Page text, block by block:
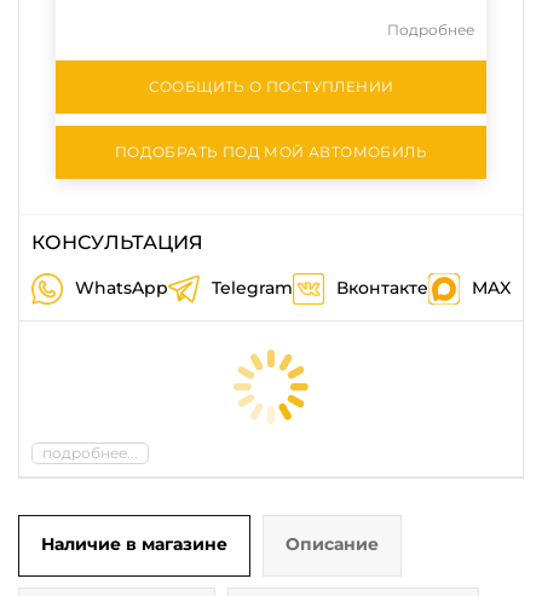
Подробнее
СООБЩИТЬ О ПОСТУПЛЕНИИ
ПОДОБРАТЬ ПОД МОЙ АВТОМОБИЛЬ
КОНСУЛЬТАЦИЯ
WhatsApp Telegram Вконтакте MAX
подробнее...
Наличие в магазине Описание